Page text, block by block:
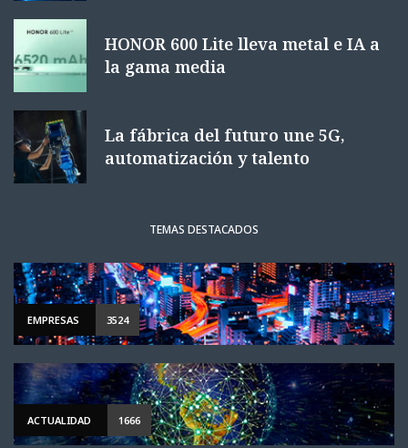
HONOR 600 Lite lleva metal e IA a
la gama media
La fábrica del futuro une 5G,
automatización y talento
TEMAS DESTACADOS
EMPRESAS 3524
ACTUALIDAD 1666